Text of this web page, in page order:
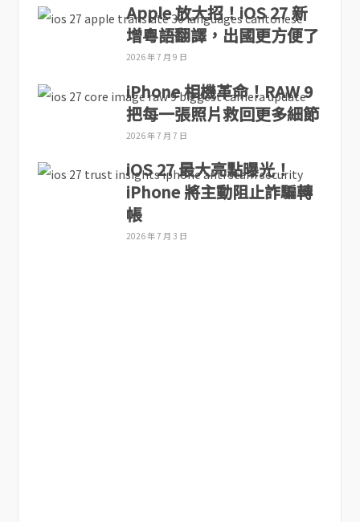
Apple 放大招！iOS 27 新
增粵語翻譯，出國更方便了
2026 年 7 月 9 日
iPhone 相機革命！RAW 9
把每一張照片救回更多細節
2026 年 7 月 7 日
iOS 27 最大亮點曝光！
iPhone 將主動阻止詐騙轉
帳
2026 年 7 月 3 日